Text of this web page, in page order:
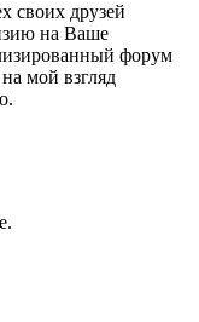
своих друзей
на Ваше
форум
мой взгляд